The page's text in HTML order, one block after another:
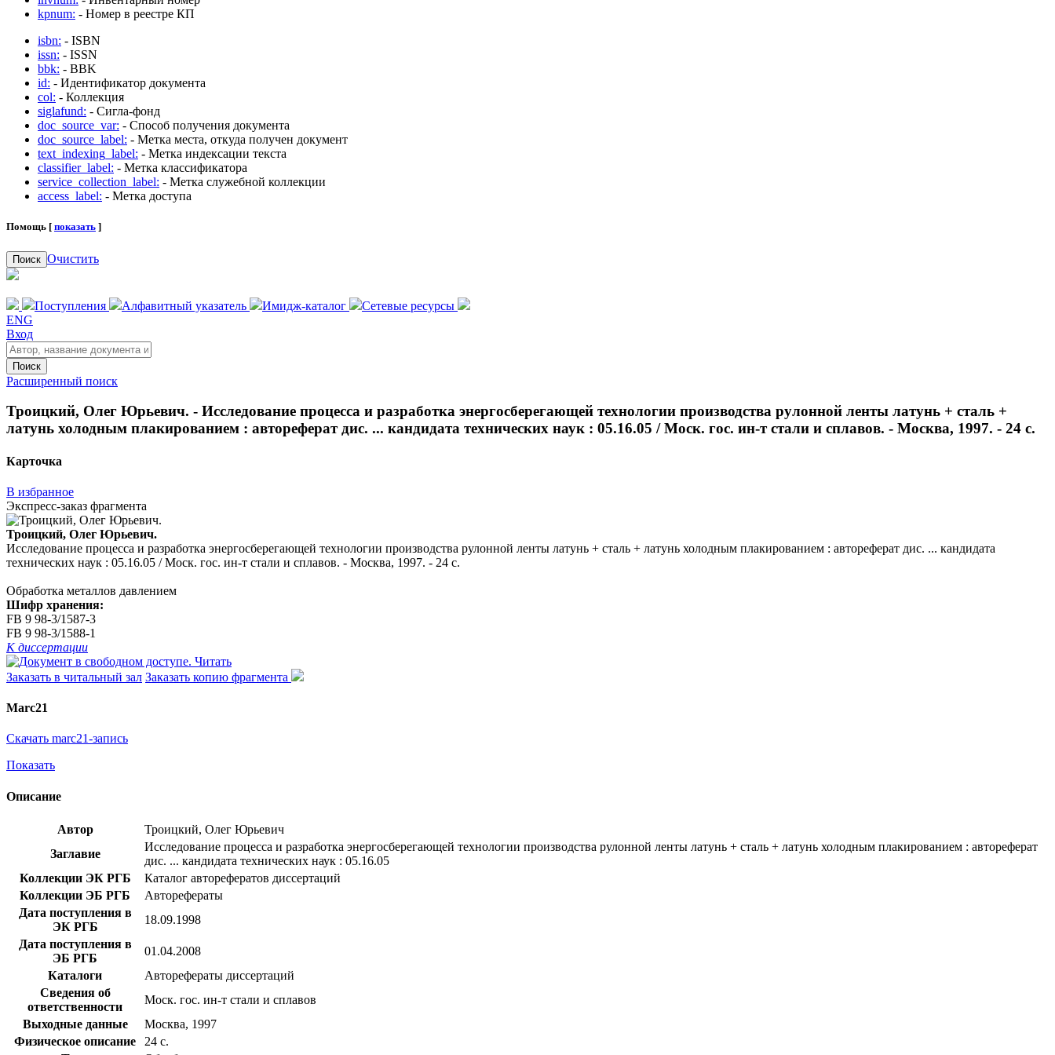
kpnum: - Номер в реестре КП
isbn: - ISBN
issn: - ISSN
bbk: - BBK
id: - Идентификатор документа
col: - Коллекция
siglafund: - Сигла-фонд
doc_source_var: - Способ получения документа
doc_source_label: - Метка места, откуда получен документ
text_indexing_label: - Метка индексации текста
classifier_label: - Метка классификатора
service_collection_label: - Метка служебной коллекции
access_label: - Метка доступа
Помощь [ показать ]
Поиск Очистить
Поступления Алфавитный указатель Имидж-каталог
Сетевые ресурсы
ENG
Вход
Поиск
Расширенный поиск
Троицкий, Олег Юрьевич. - Исследование процесса и разработка энергосберегающей технологии производства рулонной ленты латунь + сталь +
латунь холодным плакированием : автореферат дис. ... кандидата технических наук : 05.16.05 / Моск. гос. ин-т стали и сплавов. - Москва, 1997. - 24 с.
Карточка
В избранное
Экспресс-заказ фрагмента
Троицкий, Олег Юрьевич.
Исследование процесса и разработка энергосберегающей технологии производства рулонной ленты латунь + сталь + латунь холодным плакированием : автореферат дис. ... кандидата
технических наук : 05.16.05 / Моск. гос. ин-т стали и сплавов. - Москва, 1997. - 24 с.
Обработка металлов давлением
Шифр хранения:
FB 9 98-3/1587-3
FB 9 98-3/1588-1
К диссертации
Читать
Заказать в читальный зал Заказать копию фрагмента
Marc21
Скачать marc21-запись
Показать
Описание
Автор
Троицкий, Олег Юрьевич
Заглавие
Исследование процесса и разработка энергосберегающей технологии производства рулонной ленты латунь + сталь + латунь холодным плакированием : автореферат
дис. ... кандидата технических наук : 05.16.05
Коллекции ЭК РГБ
Каталог авторефератов диссертаций
Коллекции ЭБ РГБ
Авторефераты
Дата поступления в
ЭК РГБ
18.09.1998
Дата поступления в
ЭБ РГБ
01.04.2008
Каталоги
Авторефераты диссертаций
Сведения об
ответственности
Моск. гос. ин-т стали и сплавов
Выходные данные
Москва, 1997
Физическое описание
24 с.